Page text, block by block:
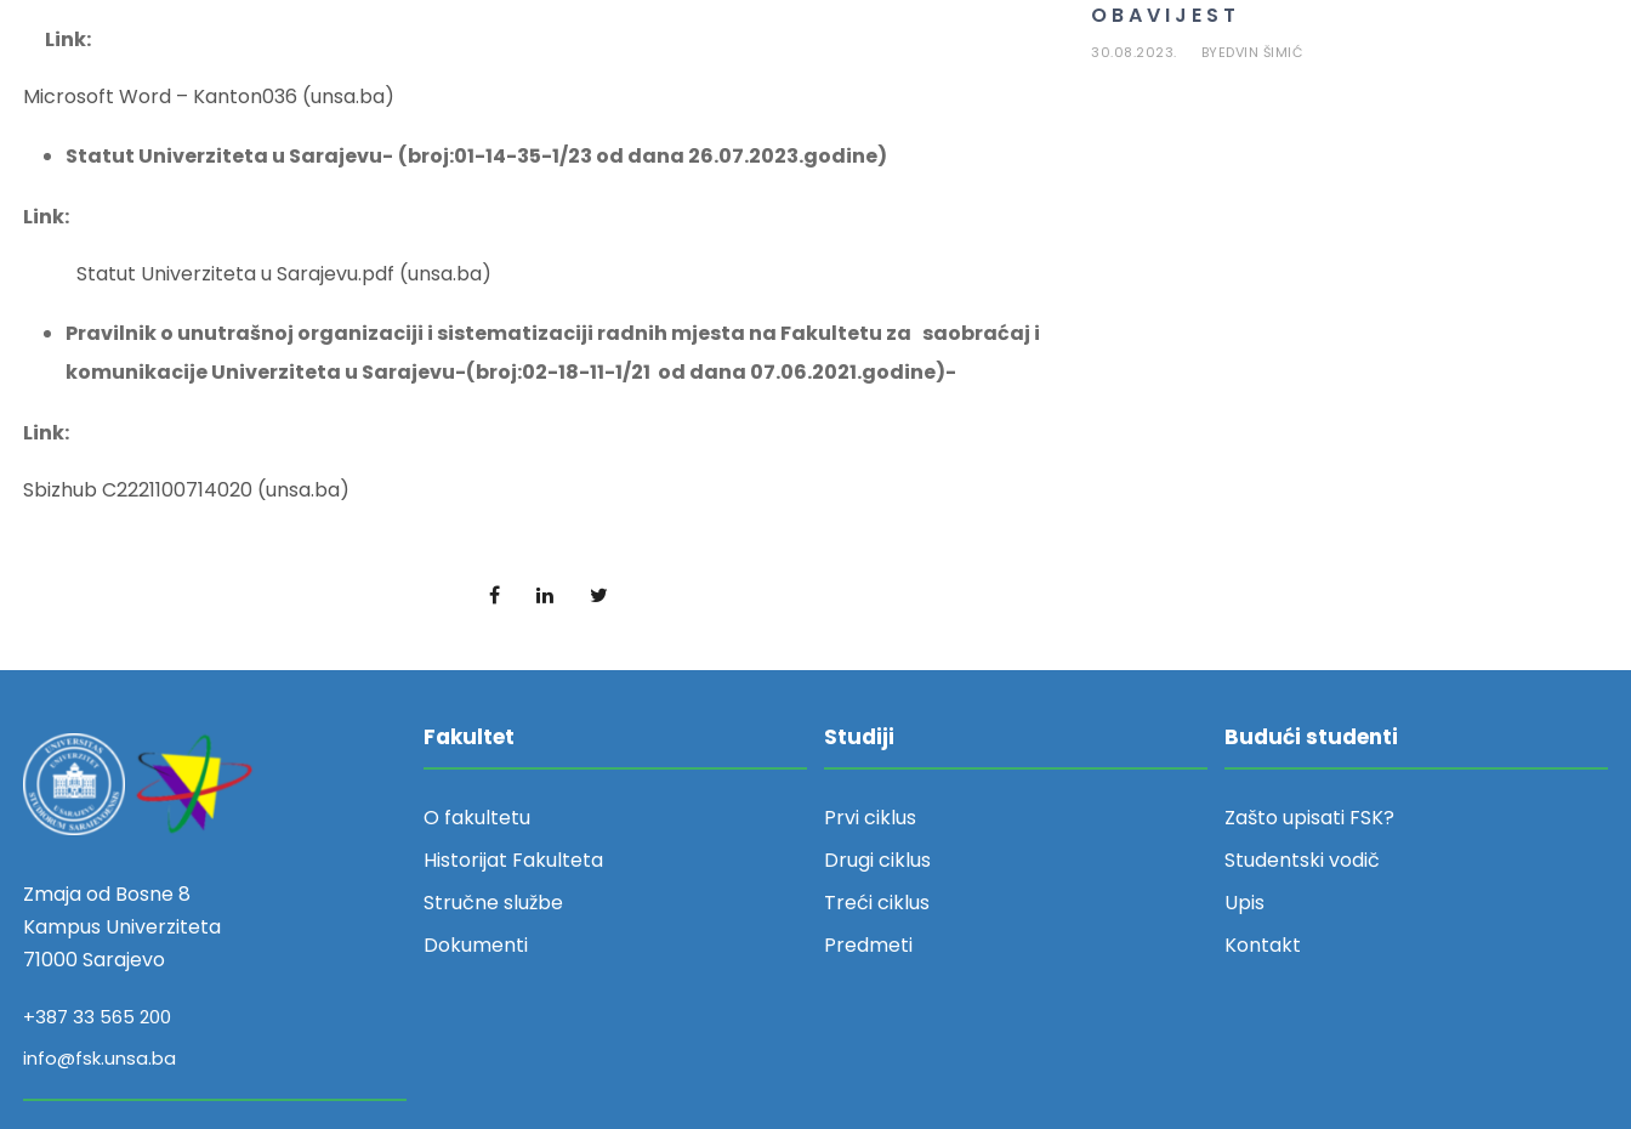
Link:
Microsoft Word – Kanton036 (unsa.ba)
Statut Univerziteta u Sarajevu- (broj:01-14-35-1/23 od dana 26.07.2023.godine)
Link:
Statut Univerziteta u Sarajevu.pdf (unsa.ba)
Pravilnik o unutrašnoj organizaciji i sistematizaciji radnih mjesta na Fakultetu za saobraćaj i
komunikacije Univerziteta u Sarajevu-(broj:02-18-11-1/21 od dana 07.06.2021.godine)-
Link:
Sbizhub C2221100714020 (unsa.ba)
O B A V I J E S T
30.08.2023. BYEDVIN ŠIMIĆ
Zmaja od Bosne 8
Kampus Univerziteta
71000 Sarajevo
+387 33 565 200
info@fsk.unsa.ba
Fakultet
O fakultetu
Historijat Fakulteta
Stručne službe
Dokumenti
Studiji
Prvi ciklus
Drugi ciklus
Treći ciklus
Predmeti
Budući studenti
Zašto upisati FSK?
Studentski vodič
Upis
Kontakt